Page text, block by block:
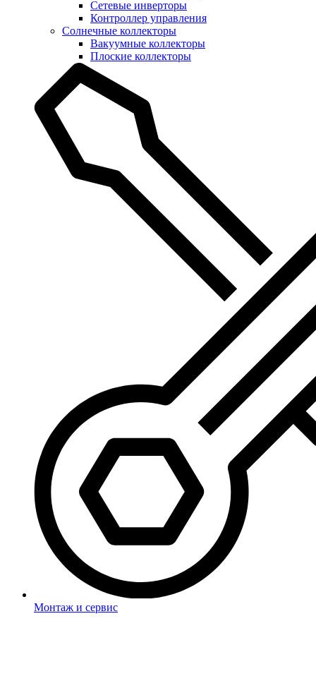
Сетевые инверторы
Контроллер управления
Солнечные коллекторы
Вакуумные коллекторы
Плоские коллекторы
Монтаж и сервис